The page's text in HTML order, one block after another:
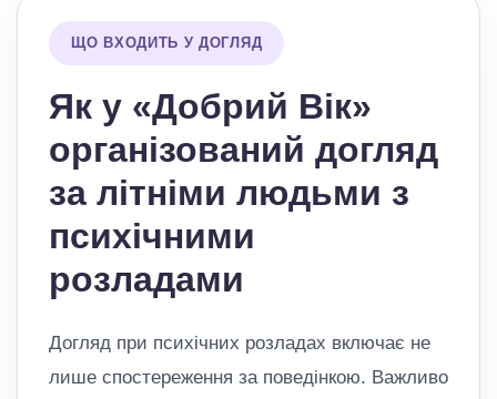
ЩО ВХОДИТЬ У ДОГЛЯД
Як у «Добрий Вік»
організований догляд
за літніми людьми з
психічними
розладами
Догляд при психічних розладах включає не
лише спостереження за поведінкою. Важливо